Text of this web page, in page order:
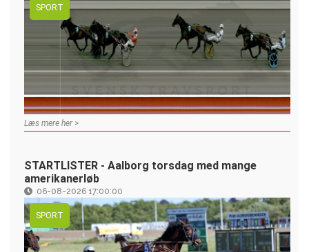
SPORT
Læs mere her >
STARTLISTER - Aalborg torsdag med mange
amerikanerløb
06-08-2026 17:00:00
SPORT